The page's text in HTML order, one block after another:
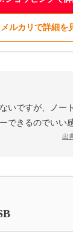
メルカリで詳細を
いですが、ノー
できるのでいい
出